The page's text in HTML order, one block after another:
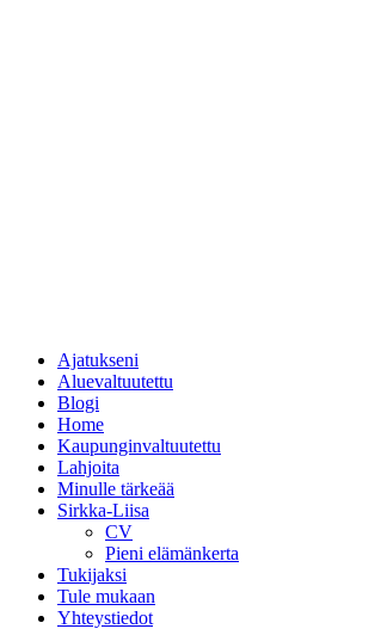
Ajatukseni
Aluevaltuutettu
Blogi
Home
Kaupunginvaltuutettu
Lahjoita
Minulle tärkeää
Sirkka-Liisa
CV
Pieni elämänkerta
Tukijaksi
Tule mukaan
Yhteystiedot